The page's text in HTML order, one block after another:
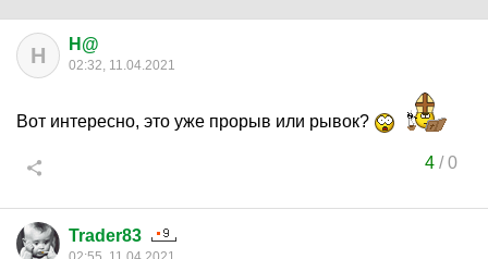
H H@
02:32, 11.04.2021
Вот интересно, это уже прорыв или рывок?
4/0
Trader83